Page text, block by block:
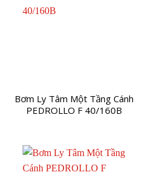
Bơm Ly Tâm Một Tầng Cánh
PEDROLLO F 40/160B